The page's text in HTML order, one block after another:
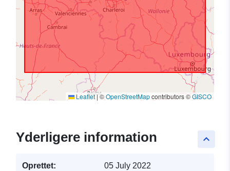
Leaflet|©OpenStreetMapcontributors ©GISCO
keyboard_arrow_up
Yderligere information
Oprettet: 05 July 2022